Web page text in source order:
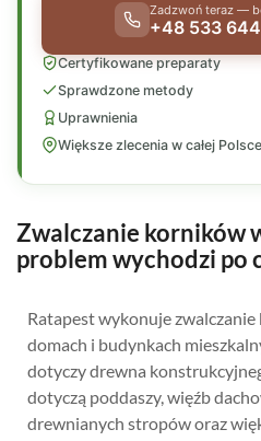
Zadzwoń teraz —
+48 533
Certyfikowane preparaty
Sprawdzone metody
Uprawnienia
Większe zlecenia w całej Polsce
Zwalczanie korników
problem wychodzi po
Ratapest wykonuje
domach i budynkach
dotyczy drewna
dotyczą poddaszy, więźb
drewnianych stropów oraz